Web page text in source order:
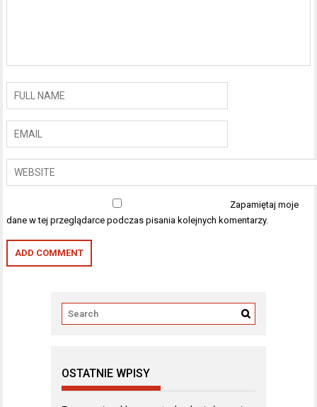
Zapamiętaj moje
dane w tej przeglądarce podczas pisania kolejnych komentarzy.
OSTATNIE WPISY